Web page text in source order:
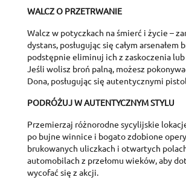
WALCZ O PRZETRWANIE
Walcz w potyczkach na śmierć i życie –
dystans, posługując się całym
podstępnie eliminuj ich z zaskoczenia
Jeśli wolisz broń palną, możesz
Dona, posługując się autentycznymi
PODRÓŻUJ W AUTENTYCZNYM STYLU
Przemierzaj różnorodne sycylijskie
po bujne winnice i bogato zdobione
brukowanych uliczkach i otwartych
automobilach z przełomu wieków, aby
wycofać się z akcji.